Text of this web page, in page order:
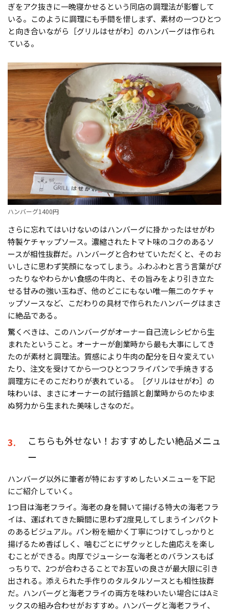
ぎをアク抜きに一晩寝かせるという同店の調理法が影響して
いる。このように調理にも手間を惜しまず、素材の一つひとつ
と向き合いながら［グリルはせがわ］のハンバーグは作られ
ている。
ハンバーグ1400円
さらに忘れてはいけないのはハンバーグに掛かったはせがわ
特製ケチャップソース。濃縮されたトマト味のコクのあるソ
ースが相性抜群だ。ハンバーグと合わせていただくと、そのお
いしさに思わず笑顔になってしまう。ふわふわと言う言葉がぴ
ったりなやわらかい食感の牛肉と、その旨みをより引き立た
せる甘みの強い玉ねぎ、他のどこにもない唯一無二のケチャ
ップソースなど、こだわりの具材で作られたハンバーグはまさ
に絶品である。
驚くべきは、このハンバーグがオーナー自己流レシピから生
まれたということ。オーナーが創業時から最も大事にしてき
たのが素材と調理法。質感により牛肉の配分を日々変えてい
たり、注文を受けてから一つひとつフライパンで手焼きする
調理方にそのこだわりが表れている。［グリルはせがわ］の
味わいは、まさにオーナーの試行錯誤と創業時からのたゆま
ぬ努力から生まれた美味しさなのだ。
3.
こちらも外せない！おすすめしたい絶品メニュ
ー
ハンバーグ以外に筆者が特におすすめしたいメニューを下記
にご紹介していく。
1つ目は海老フライ。海老の身を開いて揚げる特大の海老フラ
イは、運ばれてきた瞬間に思わず2度見してしまうインパクト
のあるビジュアル。パン粉を細かく丁寧につけてしっかりと
揚げるため香ばしく、噛むごとにザクッとした歯応えを楽し
むことができる。肉厚でジューシーな海老とのバランスもば
っちりで、2つが合わさることでお互いの良さが最大限に引き
出される。添えられた手作りのタルタルソースとも相性抜群
だ。ハンバーグと海老フライの両方を味わいたい場合にはAミ
ックスの組み合わせがおすすめ。ハンバーグと海老フライ、